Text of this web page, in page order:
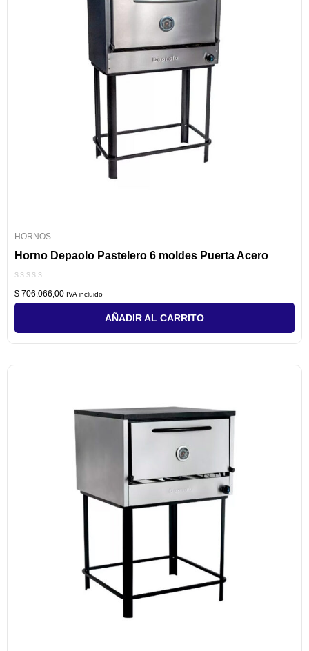
HORNOS
Horno Depaolo Pastelero 6 moldes Puerta Acero
con
0
$ 706.066,00 IVA incluido
AÑADIR AL CARRITO